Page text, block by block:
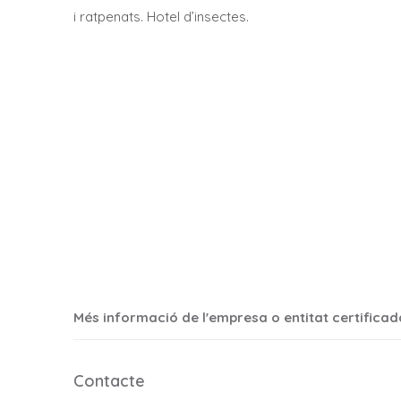
i ratpenats. Hotel d’insectes.
Més informació de l'empresa o entitat
Contacte